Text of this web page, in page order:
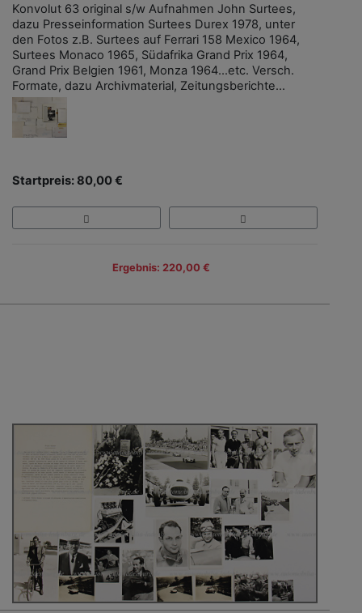
Konvolut 63 original s/w Aufnahmen John Surtees,
dazu Presseinformation Surtees Durex 1978, unter
den Fotos z.B. Surtees auf Ferrari 158 Mexico 1964,
Surtees Monaco 1965, Südafrika Grand Prix 1964,
Grand Prix Belgien 1961, Monza 1964...etc. Versch.
Formate, dazu Archivmaterial, Zeitungsberichte...
Startpreis: 80,00 €
Ergebnis: 220,00 €